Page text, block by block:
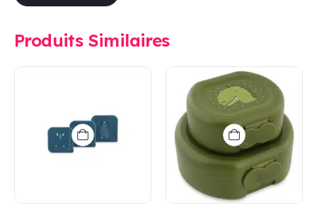
Produits Similaires